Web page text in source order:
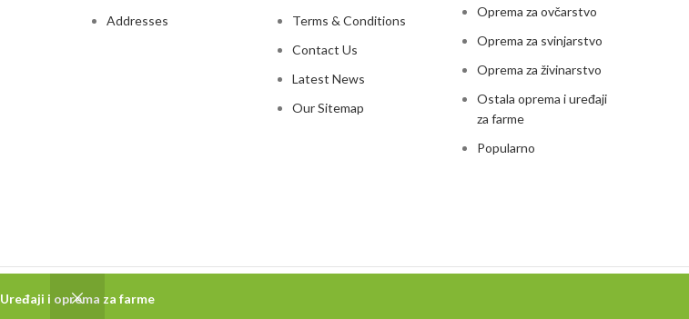
Addresses
Terms & Conditions
Contact Us
Latest News
Our Sitemap
Oprema za ovčarstvo
Oprema za svinjarstvo
Oprema za živinarstvo
Ostala oprema i uređaji
za farme
Popularno
Uređaji i oprema za farme